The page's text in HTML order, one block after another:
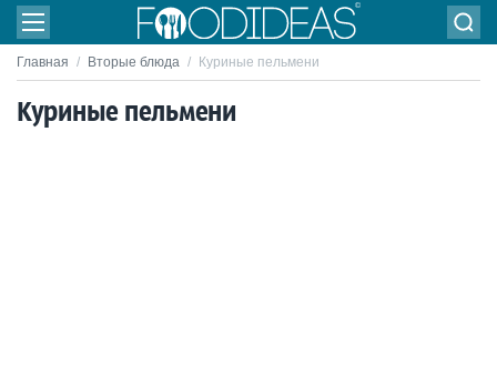
Главная / Вторые блюда / Куриные пельмени
Куриные пельмени